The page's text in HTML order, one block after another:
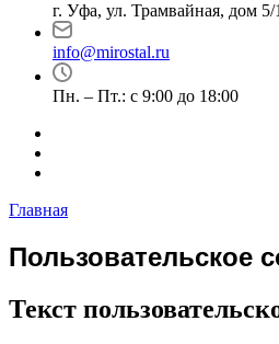
г. Уфа, ул. Трамвайная, дом 5/1
info@mirostal.ru
Пн. – Пт.: с 9:00 до 18:00
Главная
Пользовательское
Текст